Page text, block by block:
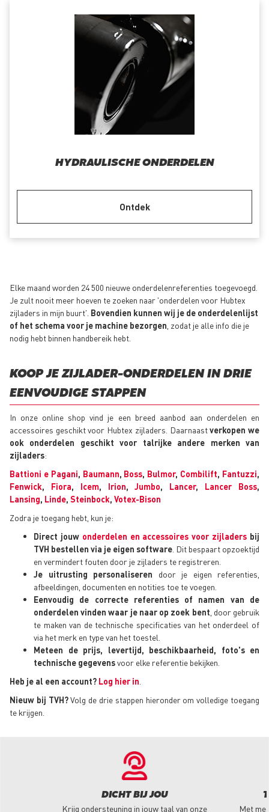
HYDRAULISCHE ONDERDELEN
Ontdek
Elke maand worden 24 500 nieuwe onderdelenreferenties toegevoegd.
Je zult nooit meer hoeven te zoeken naar 'onderdelen voor Hubtex
zijladers in mijn buurt'. Bovendien kunnen wij je de onderdelenlijst
of het schema voor je machine bezorgen , zodat je alle info die je
nodig hebt binnen handbereik hebt.
KOOP JE ZIJLADER-ONDERDELEN IN DRIE
EENVOUDIGE STAPPEN
In onze online shop vind je een breed aanbod aan onderdelen en
accessoires geschikt voor Hubtex zijladers. Daarnaastverkopen we
ook onderdelen geschikt voor talrijke andere merken van
zijladers:
Battioni e Pagani, Baumann, Boss, Bulmor, Combilift, Fantuzzi,
Fenwick, Fiora, Icem, Irion,Jumbo, Lancer, Lancer Boss,
Lansing, Linde, Steinbock, Votex-Bison
Zodra je toegang hebt, kun je:
Direct jouw onderdelen en accessoires voor zijladers bij
TVH bestellen via je eigen software . Dit bespaart opzoektijd
en vermindert fouten door je zijladers te registreren.
Je uitrusting personaliseren door je eigen referenties,
afbeeldingen, documenten en notities toe te voegen.
Eenvoudig de correcte referenties of namen van de
onderdelen vinden waar je naar op zoek bent , door gebruik
te maken van de technische specificaties van het onderdeel of
via het merk en type van het toestel.
Meteen de prijs, levertijd, beschikbaarheid, foto's en
technische gegevensvoor elke referentie bekijken.
Heb je al een account? Log hier in
Nieuw bij TVH?Volg de drie stappen hieronder om volledige toegang
te krijgen.
DICHT BIJ JOU
Krijg ondersteuning in jouw taal van onze
Met